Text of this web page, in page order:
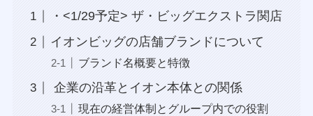
・<1/29予定> ザ・ビッグエクストラ関店
イオンビッグの店舗ブランドについて
ブランド名概要と特徴
企業の沿革とイオン本体との関係
現在の経営体制とグループ内での役割